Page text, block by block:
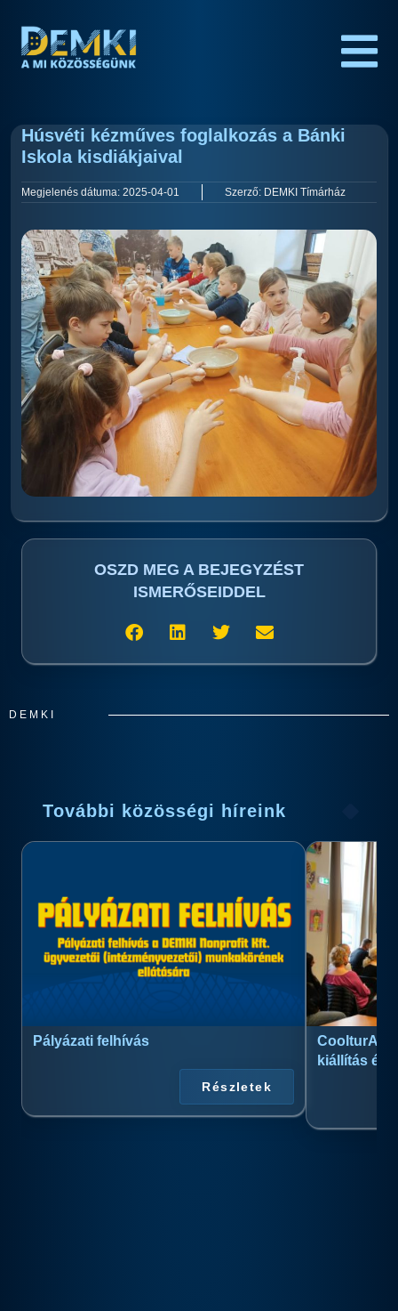
Húsvéti kézműves foglalkozás a Bánki
Iskola kisdiákjaival
Megjelenés dátuma: 2025-04-01 Szerző: DEMKI Tímárház
OSZD MEG A BEJEGYZÉST
ISMERŐSEIDDEL
DEMKI
További közösségi híreink
Pályázati felhívás
Részletek
kiállítás és